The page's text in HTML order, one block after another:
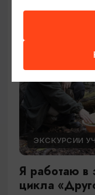
ОТ 500₽
ЭКСКУРСИИ
Я работаю в
цикла